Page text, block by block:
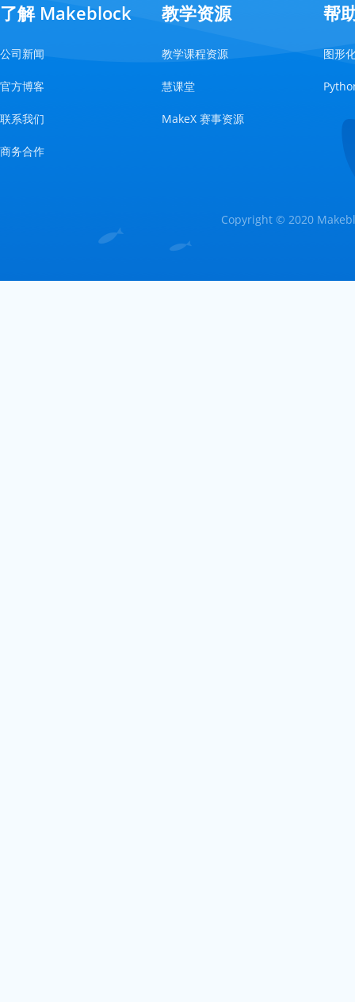
了解 Makeblock
公司新闻
官方博客
联系我们
商务合作
教学资源
教学课程资源
慧课堂
MakeX 赛事资源
帮
图形
Copyright © 2020